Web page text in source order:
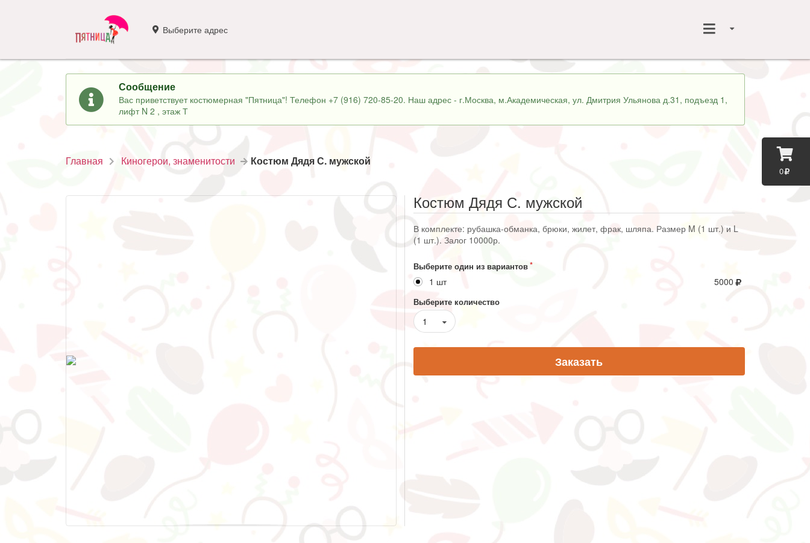
0
Выберите адрес
Сообщение
Вас приветствует костюмерная "Пятница"! Телефон +7 (916) 720-85-20. Наш адрес - г.Москва, м.Академическая, ул. Дмитрия Ульянова д.31, подъезд 1,
лифт N 2 , этаж Т
Главная Киногерои, знаменитости Костюм Дядя С. мужской
Костюм Дядя С. мужской
В комплекте: рубашка-обманка, брюки, жилет, фрак, шляпа. Размер M (1 шт.) и L
(1 шт.). Залог 10000р.
Выберите один из вариантов
1 шт 5000
Выберите количество
1
Заказать